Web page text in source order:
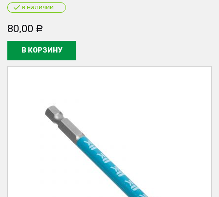
в наличии
80,00 Р
В КОРЗИНУ